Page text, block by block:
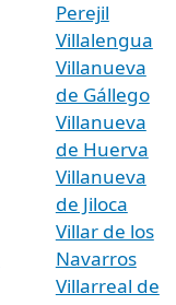
Perejil
Villalengua
Villanueva
de Gállego
Villanueva
de Huerva
Villanueva
de Jiloca
Villar de los
Navarros
Villarreal de